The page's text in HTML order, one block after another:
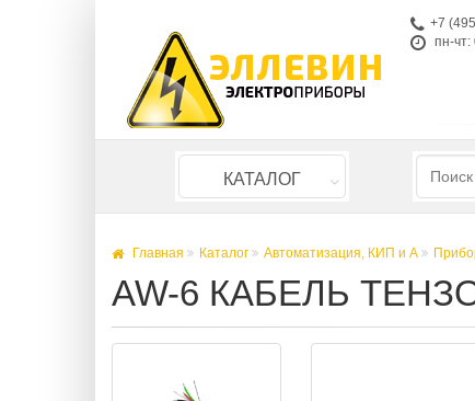
+7
пн-чт:
КАТАЛОГ
Главная Каталог Автоматизация, КИП и А
AW-6 КАБЕЛЬ